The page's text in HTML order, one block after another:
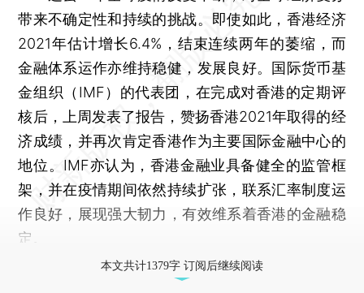
带来不确定性和持续的挑战。即使如此，香港经济
2021年估计增长6.4%，结束连续两年的萎缩，而
金融体系运作亦维持稳健，发展良好。国际货币基
金组织（IMF）的代表团，在完成对香港的定期评
核后，上周发表了报告，赞扬香港2021年取得的经
济成绩，并再次肯定香港作为主要国际金融中心的
地位。IMF亦认为，香港金融业具备健全的监管框
架，并在疫情期间依然持续扩张，联系汇率制度运
作良好，展现强大韧力，有效维系着香港的金融稳
定。
本文共计1379字 订阅后继续阅读